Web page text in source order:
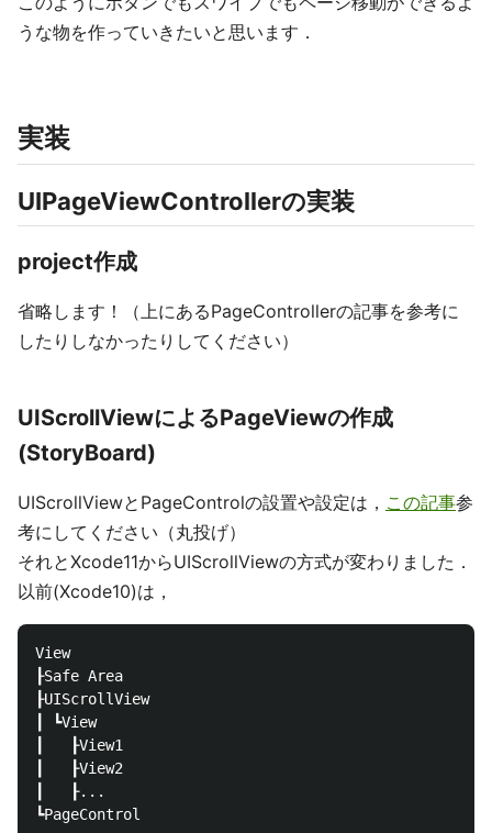
うな物を作っていきたいと思います．
実装
UIPageViewControllerの実装
project作成
省略します！（上にあるPageControllerの記事を参考に
したりしなかったりしてください）
UIScrollViewによるPageViewの作成
(StoryBoard)
UIScrollViewとPageControlの設置や設定は， この記事参
考にしてください（丸投げ）
それとXcode11からUIScrollViewの方式が変わりました．
以前(Xcode10)は，
View
┠Safe Area
┠UIScrollView
┃ ┗View
┃   ┠View1
┃   ┠View2
┃   ┠...